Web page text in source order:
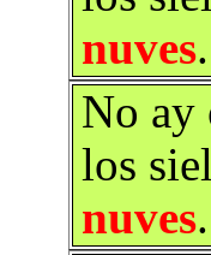
nuves
No ay
los
nuves